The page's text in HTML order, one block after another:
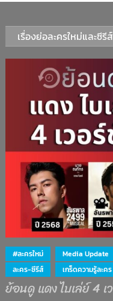
เรื่องย่อละครใหม่และซีรีส์
#ละครใหม่ Media Update
ละคร-ซีรีส์
เกร็ดความรู้ละคร
ย้อนดู แดง ไบเล่ย์ 4